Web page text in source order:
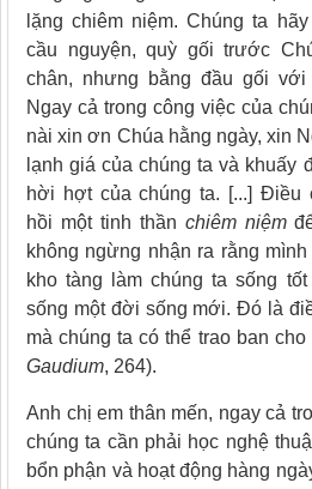
lặng chiêm niệm. Chúng ta
cầu nguyện, quỳ gối trước
chân, nhưng bằng đầu gối
Ngay cả trong công việc của
nài xin ơn Chúa hằng ngày, xin
lạnh giá của chúng ta và khuấy
hời hợt của chúng ta. [...] Điều
hồi một tinh thần chiêm niệm
không ngừng nhận ra rằng
kho tàng làm chúng ta sống
sống một đời sống mới. Đó là
mà chúng ta có thể trao ban
Gaudium, 264).
Anh chị em thân mến, ngay cả
chúng ta cần phải học nghệ
bổn phận và hoạt động hàng